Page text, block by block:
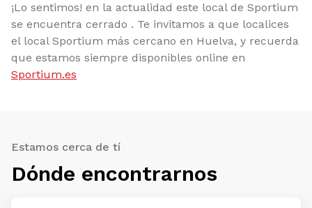
¡Lo sentimos! en la actualidad este local de Sportium
se encuentra cerrado . Te invitamos a que localices
el local Sportium más cercano en Huelva, y recuerda
que estamos siempre disponibles online en
Sportium.es
Estamos cerca de tí
Dónde encontrarnos